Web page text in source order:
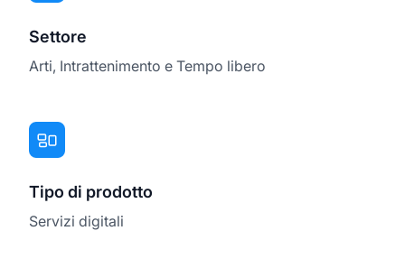
Settore
Arti, Intrattenimento e Tempo libero
Tipo di prodotto
Servizi digitali